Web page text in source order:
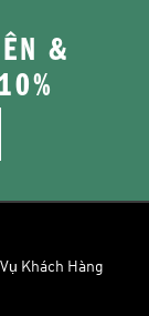
&
Khách Hàng